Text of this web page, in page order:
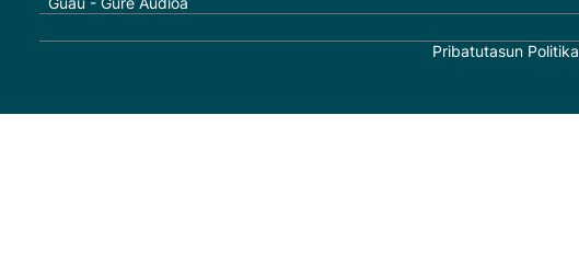
Pribatutasun Politika